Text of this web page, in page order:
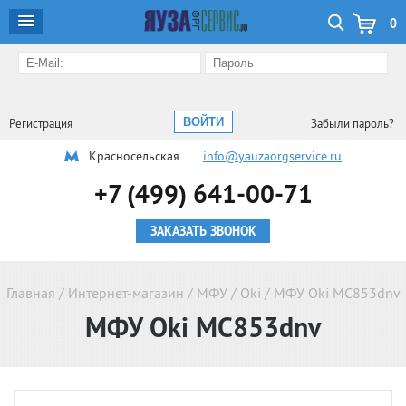
0
Забыли пароль?
Регистрация
Красносельская info@yauzaorgservice.ru
+7 (499) 641-00-71
ЗАКАЗАТЬ ЗВОНОК
Главная / Интернет-магазин / МФУ/ Oki / МФУ Oki MC853dnv
МФУ Oki MC853dnv